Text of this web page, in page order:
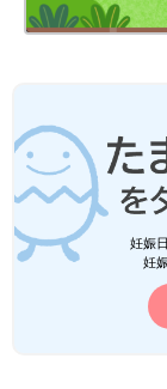
妊娠
妊